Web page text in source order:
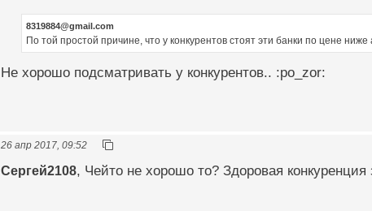
8319884@gmail.com
По той простой причине, что у конкурентов стоят эти банки по цене
Не хорошо подсматривать у конкурентов.. :po_zor:
26 апр 2017, 09:52
Сергей2108, Чейто не хорошо то? Здоровая